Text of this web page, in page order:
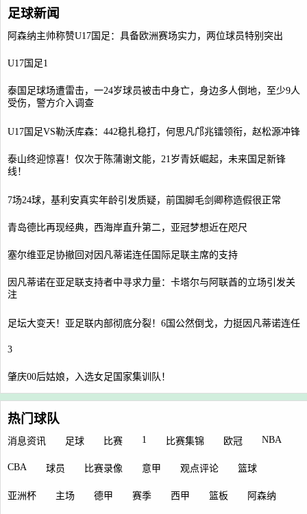
足球新闻
阿森纳主帅称赞U17国足：具备欧洲赛场实力，两位球员特别突出
U17国足1
泰国足球场遭雷击，一24岁球员被击中身亡，身边多人倒地，至少9人
受伤，警方介入调查
U17国足VS勒沃库森：442稳扎稳打，何思凡邝兆镭领衔，赵松源冲锋
泰山终迎惊喜！仅次于陈蒲谢文能，21岁青妖崛起，未来国足新锋
线！
7场24球，基利安真实年龄引发质疑，前国脚毛剑卿称造假很正常
青岛德比再现经典，西海岸直升第二，亚冠梦想近在咫尺
塞尔维亚足协撤回对因凡蒂诺连任国际足联主席的支持
因凡蒂诺在亚足联支持者中寻求力量：卡塔尔与阿联酋的立场引发关
注
足坛大变天！亚足联内部彻底分裂！6国公然倒戈，力挺因凡蒂诺连任
3
肇庆00后姑娘，入选女足国家集训队！
热门球队
消息资讯 足球 比赛 1 比赛集锦 欧冠 NBA
CBA 球员 比赛录像 意甲 观点评论 篮球
亚洲杯 主场 德甲 赛季 西甲 篮板 阿森纳